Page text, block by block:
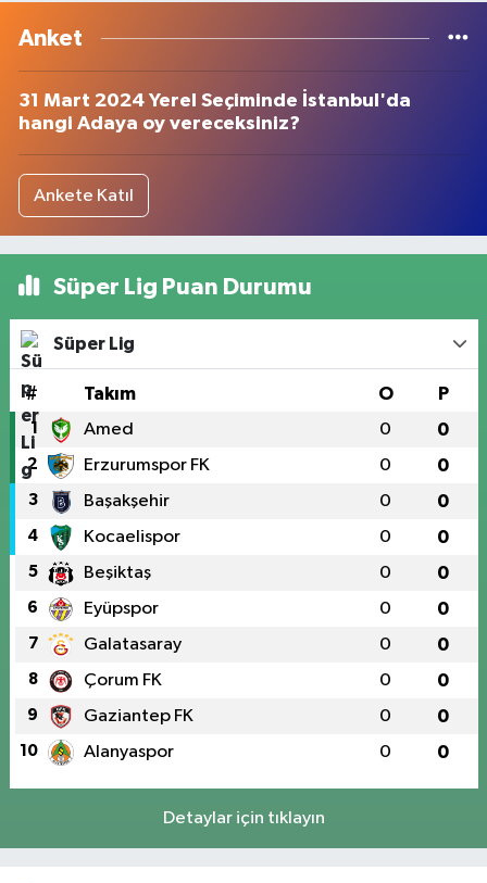
Anket
31 Mart 2024 Yerel Seçiminde İstanbul'da
hangi Adaya oy vereceksiniz?
Ankete Katıl
Süper Lig Puan Durumu
Süper Lig
# Takım O P
1 Amed 0 0
2 Erzurumspor FK 0 0
3 Başakşehir 0 0
4 Kocaelispor 0 0
5 Beşiktaş 0 0
6 Eyüpspor 0 0
7 Galatasaray 0 0
8 Çorum FK 0 0
9 Gaziantep FK 0 0
10 Alanyaspor 0 0
Detaylar için tıklayın